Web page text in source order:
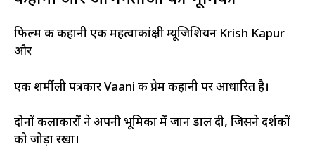
फिल्म की कहानी एक महत्वाकांक्षी म्यूजिशियन Krish Kapur
और
एक शर्मीली पत्रकार Vaani की प्रेम कहानी पर आधारित है।
दोनों कलाकारों ने अपनी भूमिका में जान डाल दी, जिसने दर्शकों
को जोड़ा रखा।